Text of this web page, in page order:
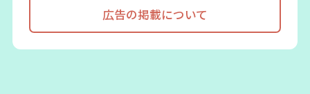
広告の掲載について